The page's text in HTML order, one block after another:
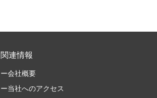
関連情報
ー会社概要
ー当社へのアクセス